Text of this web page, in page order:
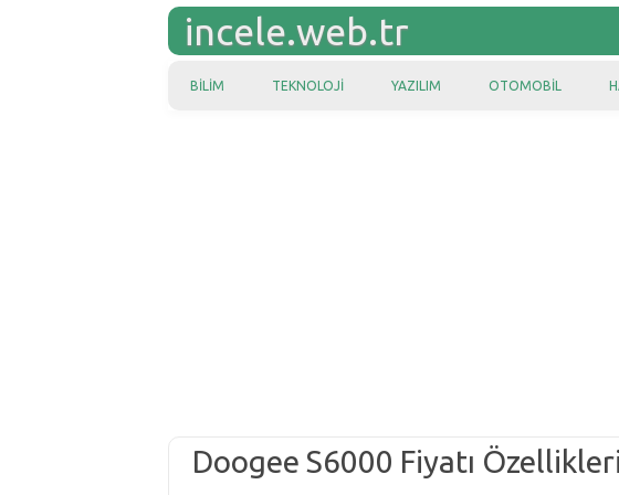
incele.web.tr
BILIM TEKNOLOJI YAZILIM OTOMOBIL
Doogee S6000 Fiyatı